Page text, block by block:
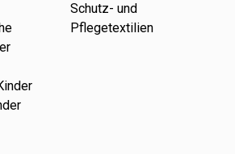
Schutz- und
Pflegetextilien